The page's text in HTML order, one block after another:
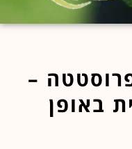
–
באופן